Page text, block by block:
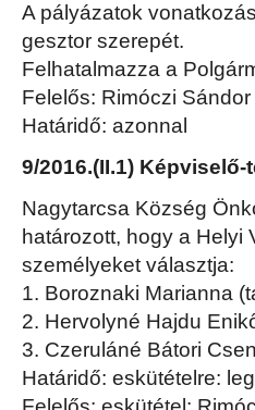
A pályázatok
gesztor szerepét.
Felhatalmazza a
Felelős: Rimóczi
Határidő: azonnal
9/2016.(II.1)
Nagytarcsa Község
határozott, hogy a Helyi
személyeket választja:
1. Boroznaki Marianna
2. Hervolyné Hajdu
3. Czeruláné Bátori
Határidő: eskütételre: